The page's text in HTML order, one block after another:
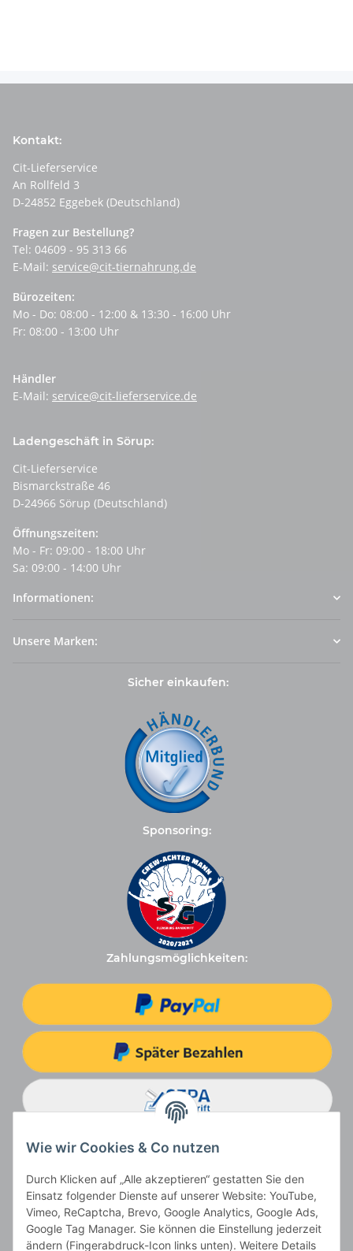
Kontakt:
Cit-Lieferservice
An Rollfeld 3
D-24852 Eggebek (Deutschland)
Fragen zur Bestellung?
Tel: 04609 - 95 313 66
E-Mail: service@cit-tiernahrung.de
Bürozeiten:
Mo - Do: 08:00 - 12:00 & 13:30 - 16:00 Uhr
Fr: 08:00 - 13:00 Uhr
Händler
E-Mail: service@cit-lieferservice.de
Ladengeschäft in Sörup:
Cit-Lieferservice
Bismarckstraße 46
D-24966 Sörup (Deutschland)
Öffnungszeiten:
Mo - Fr: 09:00 - 18:00 Uhr
Sa: 09:00 - 14:00 Uhr
Informationen:
Unsere Marken:
Sicher einkaufen:
Sponsoring:
Zahlungsmöglichkeiten:
Wie wir Cookies & Co nutzen
Durch Klicken auf „Alle akzeptieren“ gestatten Sie den
Einsatz folgender Dienste auf unserer Website: YouTube,
Vimeo, ReCaptcha, Brevo, Google Analytics, Google Ads,
Google Tag Manager. Sie können die Einstellung jederzeit
ändern (Fingerabdruck-Icon links unten). Weitere Details